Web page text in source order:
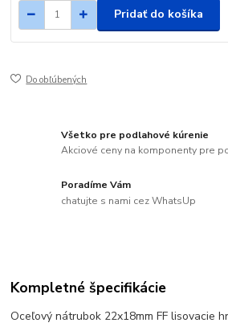
Pridať do košíka
Do obľúbených
Všetko pre podlahové kúrenie
Akciové ceny na komponenty pre
Poradíme Vám
chatujte s nami cez WhatsUp
Kompletné špecifikácie
Oceľový nátrubok 22x18mm FF lisovacie